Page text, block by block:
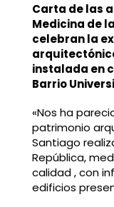
Carta de las
Medicina de
celebran la
instalada en
Barrio
«Nos ha
patrimonio
Santiago
República,
calidad , con
edificios